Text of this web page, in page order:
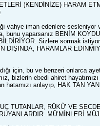
(KENDİNİZE) HARAM
vahye iman edenlere
bunu yaparsanız BENİM
Sizlere sormak
DIŞINDA, HARAMLAR
için, bu ve benzeri onlarca
bizlerin ebedi ahiret hayatımızı
anlayıp, HAK TAN
TUTANLAR, RÜKÛ’ VE
MÜ’MİNLERİ